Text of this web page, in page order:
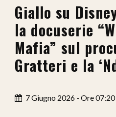
Giudiziaria
Politica
Sport
Sanità
Giallo su
la docuserie
Mafia” sul
Gratteri e la
7 Giugno 2026 - Ore 07:20